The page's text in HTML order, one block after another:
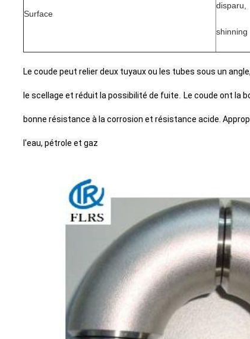
Surface
disparu,
shinning
Le coude peut relier deux tuyaux ou les tubes sous un
le scellage et réduit la possibilité de fuite Le coude ont la
bonne résistance à la corrosion et résistance acide.
l'eau, pétrole et gaz